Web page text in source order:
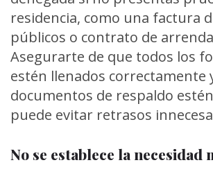
residencia, como una factura
públicos o contrato de
Asegurarte de que todos los
estén llenados correctamente
documentos de respaldo
puede evitar retrasos
No se establece la necesidad